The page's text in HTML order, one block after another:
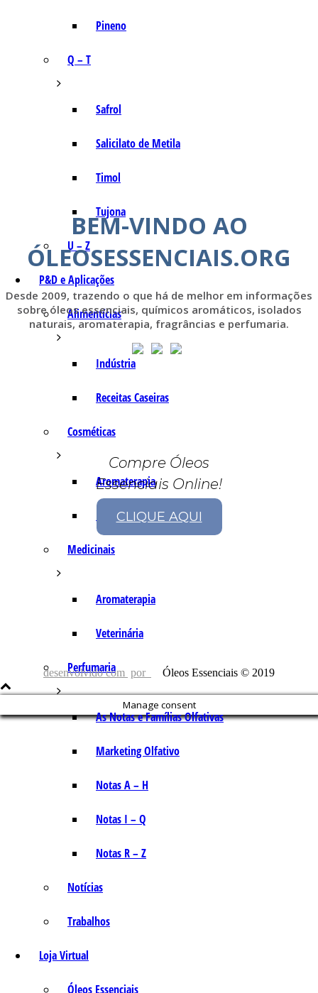
Pineno
Q – T
Safrol
Salicilato de Metila
Timol
Tujona
U – Z
P&D e Aplicações
Alimentícias
Indústria
Receitas Caseiras
Cosméticas
Aromaterapia
Fórmulas Caseiras
Medicinais
Aromaterapia
Veterinária
Perfumaria
As Notas e Famílias Olfativas
Marketing Olfativo
Notas A – H
Notas I – Q
Notas R – Z
Notícias
Trabalhos
Loja Virtual
Óleos Essenciais
BEM-VINDO AO
ÓLEOSESSENCIAIS.ORG
Desde 2009, trazendo o que há de melhor em informações
sobre óleos essenciais, químicos aromáticos, isolados
naturais, aromaterapia, fragrâncias e perfumaria.
Compre Óleos
Essenciais Online!
CLIQUE AQUI
desenvolvido com por Óleos Essenciais © 2019
Manage consent